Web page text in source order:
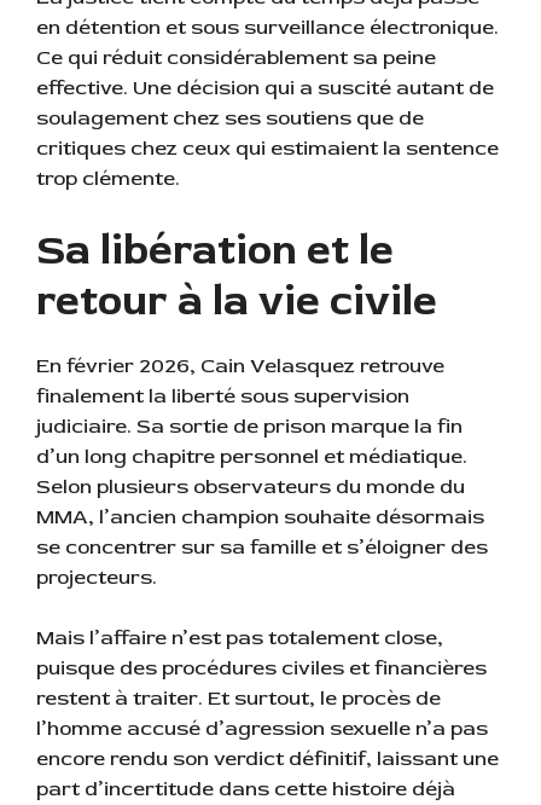
en détention et sous surveillance électronique.
Ce qui réduit considérablement sa peine
effective. Une décision qui a suscité autant de
soulagement chez ses soutiens que de
critiques chez ceux qui estimaient la sentence
trop clémente.
Sa libération et le
retour à la vie civile
En février 2026, Cain Velasquez retrouve
finalement la liberté sous supervision
judiciaire. Sa sortie de prison marque la fin
d’un long chapitre personnel et médiatique.
Selon plusieurs observateurs du monde du
MMA, l’ancien champion souhaite désormais
se concentrer sur sa famille et s’éloigner des
projecteurs.
Mais l’affaire n’est pas totalement close,
puisque des procédures civiles et financières
restent à traiter. Et surtout, le procès de
l’homme accusé d’agression sexuelle n’a pas
encore rendu son verdict définitif, laissant une
part d’incertitude dans cette histoire déjà